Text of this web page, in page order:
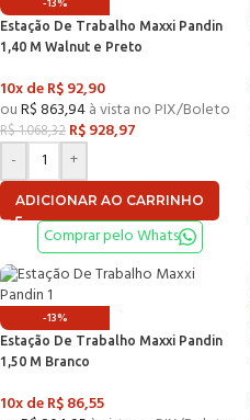
Estação De Trabalho Maxxi Pandin
1,40 M Walnut e Preto
10x deR$92,90
ouR$863,94à vista no PIX/Boleto
R$1.068,32 R$928,97
-
+
ADICIONAR AO CARRINHO
Comprar pelo Whats
-13%
Estação De Trabalho Maxxi Pandin
1,50 M Branco
10x deR$86,55